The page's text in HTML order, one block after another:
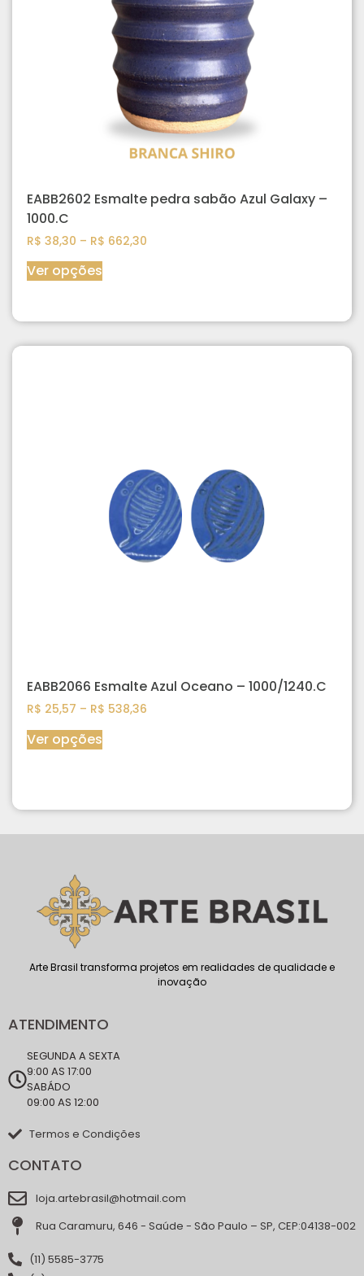
EABB2602 Esmalte pedra sabão Azul Galaxy –
1000.C
R$ 38,30 – R$ 662,30
Ver opções
EABB2066 Esmalte Azul Oceano – 1000/1240.C
R$ 25,57 – R$ 538,36
Ver opções
Arte Brasil transforma projetos em realidades de qualidade e
inovação
ATENDIMENTO
SEGUNDA A SEXTA
9:00 AS 17:00
SABÁDO
09:00 AS 12:00
Termos e Condições
CONTATO
loja.artebrasil@hotmail.com
Rua Caramuru, 646 - Saúde - São Paulo – SP, CEP:04138-002
(11) 5585-3775